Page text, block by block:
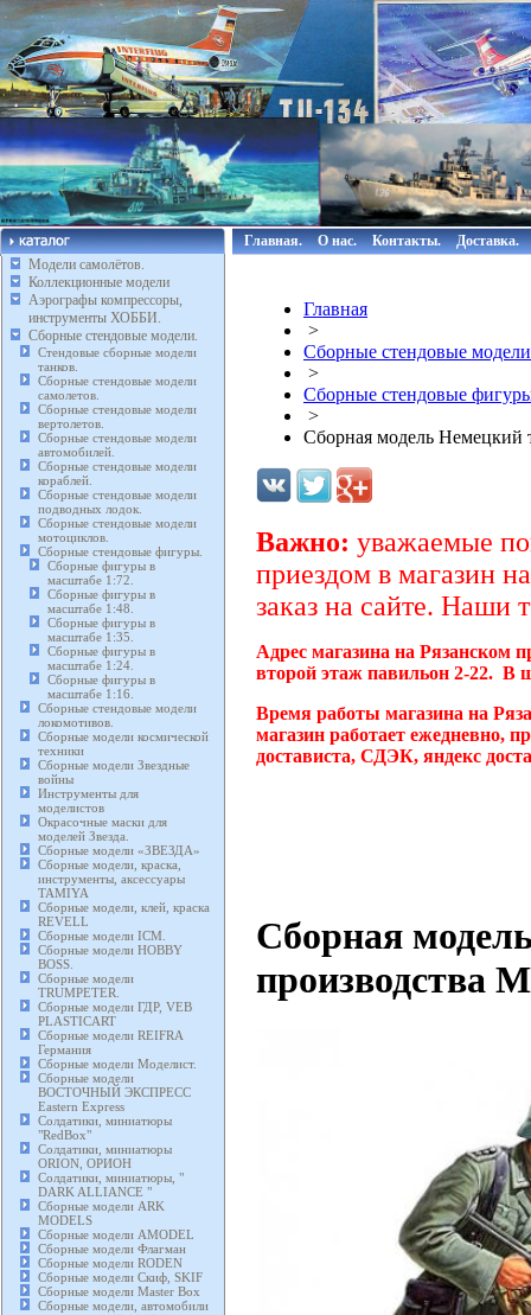
Модели самолётов.
Коллекционные модели
Аэрографы компрессоры,
инструменты ХОББИ.
Сборные стендовые модели.
Стендовые сборные модели
танков.
Сборные стендовые модели
самолетов.
Сборные стендовые модели
вертолетов.
Сборные стендовые модели
автомобилей.
Сборные стендовые модели
кораблей.
Сборные стендовые модели
подводных лодок.
Сборные стендовые модели
мотоциклов.
Сборные стендовые фигуры.
Сборные фигуры в
масштабе 1:72.
Сборные фигуры в
масштабе 1:48.
Сборные фигуры в
масштабе 1:35.
Сборные фигуры в
масштабе 1:24.
Сборные фигуры в
масштабе 1:16.
Сборные стендовые модели
локомотивов.
Сборные модели космической
техники
Сборные модели Звездные
войны
Инструменты для
моделистов
Окрасочные маски для
моделей Звезда.
Сборные модели «ЗВЕЗДА»
Сборные модели, краска,
инструменты, аксессуары
TAMIYA
Сборные модели, клей, краска
REVELL
Сборные модели ICM.
Сборные модели HOBBY
BOSS.
Сборные модели
TRUMPETER.
Сборные модели ГДР, VEB
PLASTICART
Сборные модели REIFRA
Германия
Сборные модели Моделист.
Сборные модели
ВОСТОЧНЫЙ ЭКСПРЕСС
Eastern Express
Солдатики, миниатюры
"RedBox"
Солдатики, миниатюры
ORION, ОРИОН
Солдатики, миниатюры, "
DARK ALLIANCE "
Сборные модели ARK
MODELS
Сборные модели AMODEL
Сборные модели Флагман
Сборные модели RODEN
Сборные модели Скиф, SKIF
Сборные модели Master Box
Сборные модели, автомобили
Главная. О нас. Контакты. Доставка.
Главная
>
Сборные стендовые
>
Сборные стендовые
>
Сборная модель Немецкий
Важно: уважаемые
приездом в магазин
заказ на сайте. Наши
Адрес магазина на Рязанском
второй этаж павильон 2-22. В
Время работы магазина на
магазин работает ежедневно,
достависта, СДЭК, яндекс
Сборная
производства